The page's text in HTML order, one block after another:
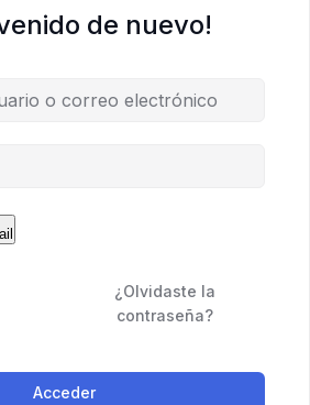
de nuevo!
¿Olvidaste la
contraseña?
Acceder